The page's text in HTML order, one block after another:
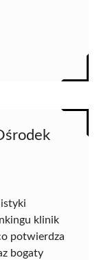
klinik
potwierdza
bogaty